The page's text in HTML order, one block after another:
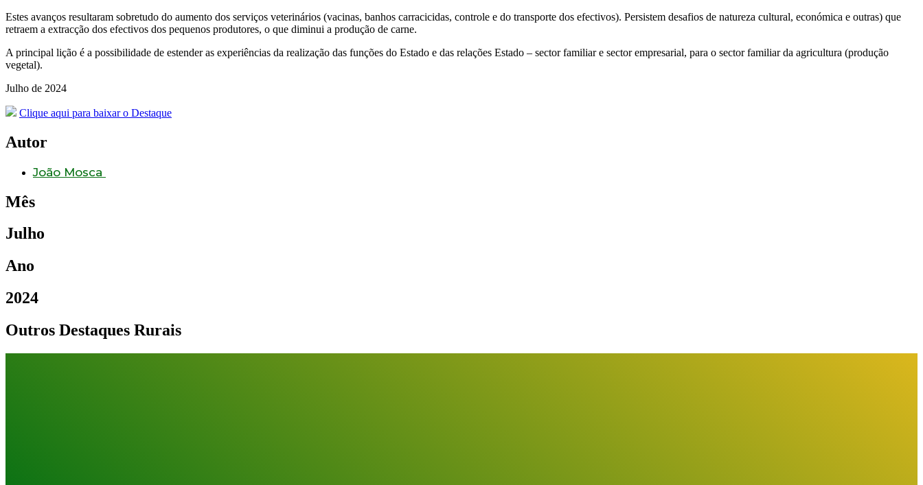
Estes avanços resultaram sobretudo do aumento dos serviços veterinários (vacinas, banhos carracicidas, controle e do transporte dos efectivos). Persistem desafios de natureza cultural, económica e outras) que
retraem a extracção dos efectivos dos pequenos produtores, o que diminui a produção de carne.
A principal lição é a possibilidade de estender as experiências da realização das funções do Estado e das relações Estado – sector familiar e sector empresarial, para o sector familiar da agricultura (produção
vegetal).
Julho de 2024
Clique aqui para baixar o Destaque
Autor
João Mosca
Mês
Julho
Ano
2024
Outros Destaques Rurais